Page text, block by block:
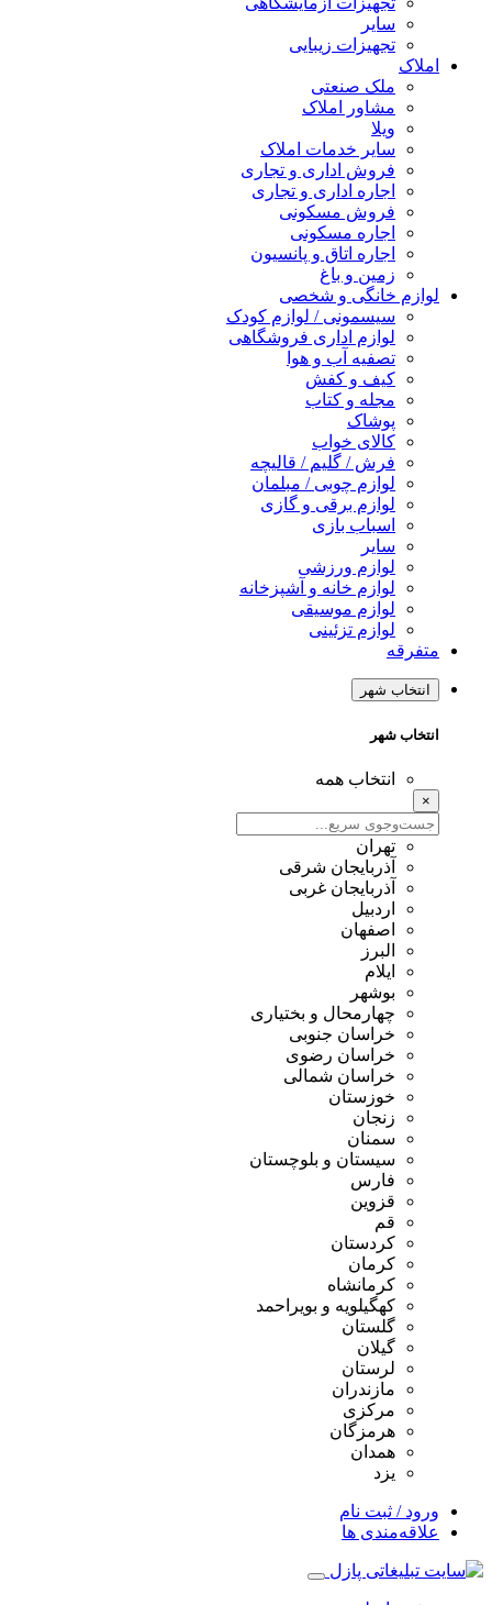
سایر
تجهیزات زیبایی
املاک
ملک صنعتی
مشاور املاک
ویلا
سایر خدمات املاک
فروش اداری و تجاری
اجاره اداری و تجاری
فروش مسکونی
اجاره مسکونی
اجاره اتاق و پانسیون
زمین و باغ
لوازم خانگی و شخصی
سیسمونی / لوازم کودک
لوازم اداری فروشگاهی
تصفیه آب و هوا
کیف و کفش
مجله و کتاب
پوشاک
کالای خواب
فرش / گلیم / قالیچه
لوازم چوبی / مبلمان
لوازم برقی و گازی
اسباب بازی
سایر
لوازم ورزشی
لوازم خانه و آشپزخانه
لوازم موسیقی
لوازم تزئینی
متفرقه
انتخاب شهر
انتخاب شهر
انتخاب همه
×
تهران
آذربایجان شرقی
آذربایجان غربی
اردبیل
اصفهان
البرز
ایلام
بوشهر
چهارمحال و بختیاری
خراسان جنوبی
خراسان رضوی
خراسان شمالی
خوزستان
زنجان
سمنان
سیستان و بلوچستان
فارس
قزوین
قم
کردستان
کرمان
کرمانشاه
کهگیلویه و بویراحمد
گلستان
گیلان
لرستان
مازندران
مرکزی
هرمزگان
همدان
یزد
ورود / ثبت نام
علاقه‌مندی ها